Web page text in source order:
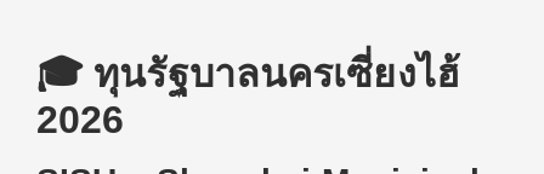
🎓 ทุนรัฐบาลนครเซี่ยงไฮ้
2026